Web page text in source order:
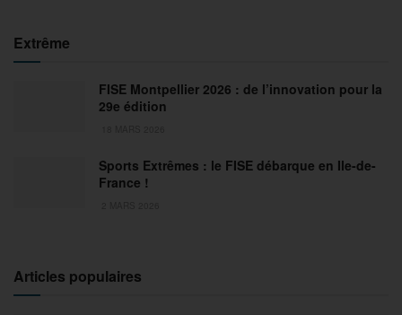
Extrême
FISE Montpellier 2026 : de l’innovation pour la
29e édition
Sports Extrêmes : le FISE débarque en Ile-de-
France !
Articles populaires